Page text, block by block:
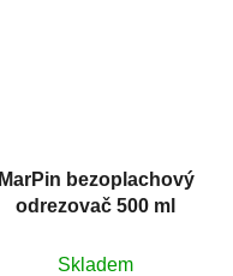
MarPin bezoplachový
odrezovač 500 ml
Skladem